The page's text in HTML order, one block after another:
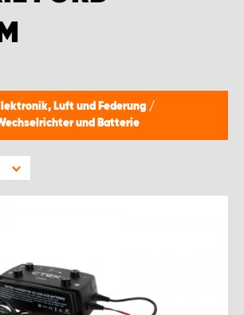
Luft und Federung /
und Batterie
BRÜGGE